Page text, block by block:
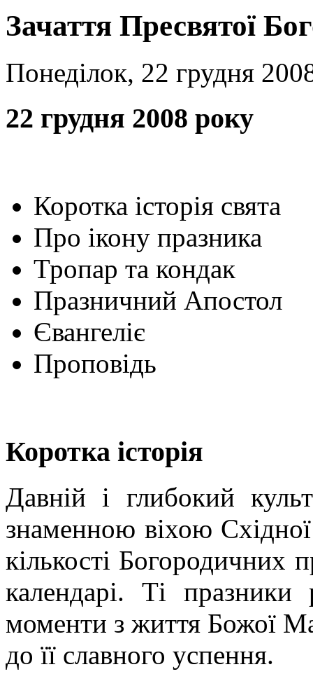
Зачаття Пресвятої
Понеділок, 22 грудня
22 грудня 2008 року
Коротка історія свята
Про ікону празника
Тропар та кондак
Празничний Апостол
Євангеліє
Проповідь
Коротка історія
Давній і глибокий
знаменною віхою
кількості Богородичних
календарі. Ті празники
моменти з життя Божої
до її славного успення.